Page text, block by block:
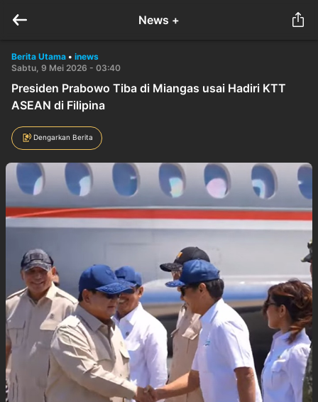
News +
Berita Utama • inews
Sabtu, 9 Mei 2026 - 03:40
Presiden Prabowo Tiba di Miangas usai Hadiri KTT
ASEAN di Filipina
Dengarkan Berita